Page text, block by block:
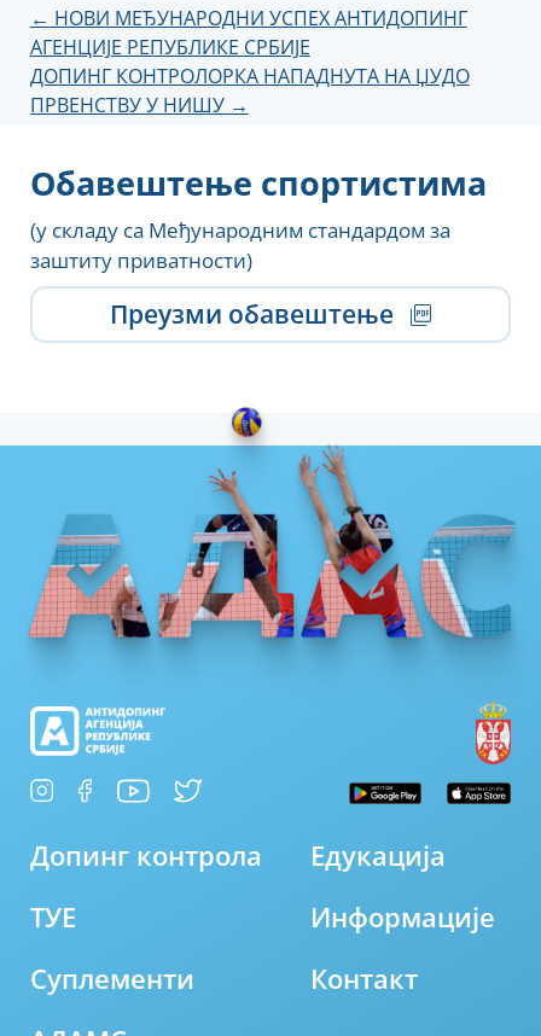
Кретање
чланка
← НОВИ МЕЂУНАРОДНИ УСПЕХ АНТИДОПИНГ
АГЕНЦИЈЕ РЕПУБЛИКЕ СРБИЈЕ
ДОПИНГ КОНТРОЛОРКА НАПАДНУТА НА ЏУДО
ПРВЕНСТВУ У НИШУ →
Обавештење спортистима
(у складу са Међународним стандардом за
заштиту приватности)
Преузми обавештење
Допинг контрола
ТУЕ
Суплементи
Едукација
Информације
Контакт